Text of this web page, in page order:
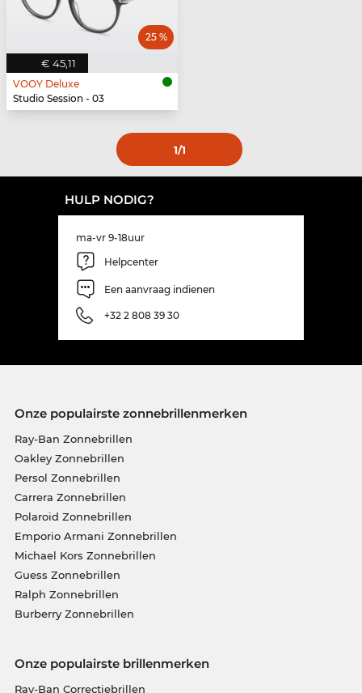
€ 45,11
25 %
VOOY Deluxe
Studio Session - 03
1/1
HULP NODIG?
ma-vr 9-18uur
Helpcenter
Een aanvraag indienen
+32 2 808 39 30
Onze populairste zonnebrillenmerken
Ray-Ban Zonnebrillen
Oakley Zonnebrillen
Persol Zonnebrillen
Carrera Zonnebrillen
Polaroid Zonnebrillen
Emporio Armani Zonnebrillen
Michael Kors Zonnebrillen
Guess Zonnebrillen
Ralph Zonnebrillen
Burberry Zonnebrillen
Onze populairste brillenmerken
Ray-Ban Correctiebrillen